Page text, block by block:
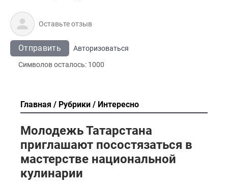
Отправить
Авторизоваться
Символов осталось: 1000
Главная Рубрики Интересно
Молодежь Татарстана
приглашают посостязаться в
мастерстве национальной
кулинарии